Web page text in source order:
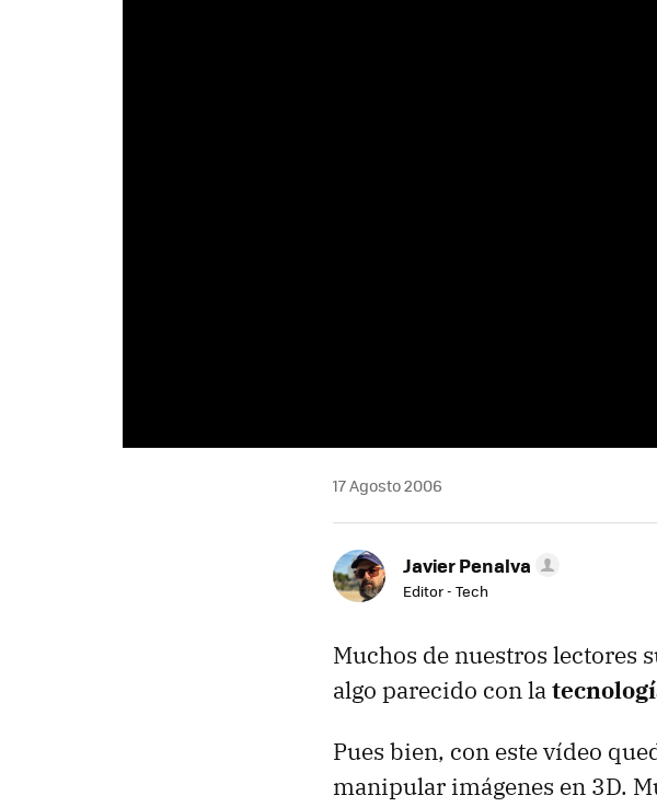
17 Agosto 2006
Javier Penalva
Editor - Tech
Muchos de nuestros lectores
algo parecido con la
Pues bien, con este vídeo
manipular imágenes en 3D.